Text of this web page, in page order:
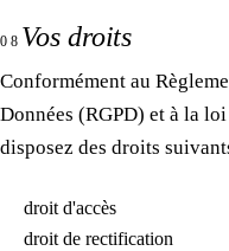
08 Vos droits
Conformément au
Données (RGPD) et à la loi
disposez des droits
droit d'accès
droit de rectification